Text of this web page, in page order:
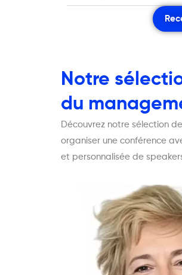
Notre
du
Découvrez notre sélection
organiser une conférence
et personnalisée de